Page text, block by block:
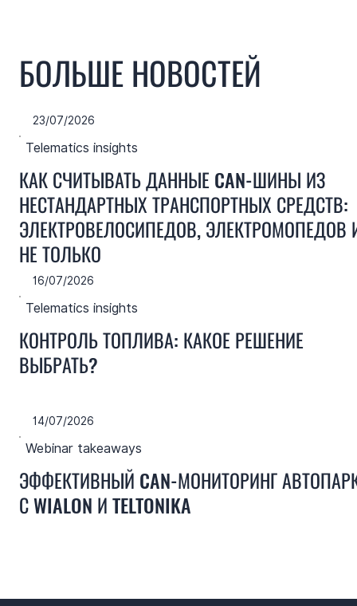
БОЛЬШЕ НОВОСТЕЙ
23/07/2026
Telematics insights
КАК СЧИТЫВАТЬ ДАННЫЕ CAN-ШИНЫ ИЗ
НЕСТАНДАРТНЫХ ТРАНСПОРТНЫХ СРЕДСТВ:
ЭЛЕКТРОВЕЛОСИПЕДОВ, ЭЛЕКТРОМОПЕДОВ
НЕ ТОЛЬКО
16/07/2026
Telematics insights
КОНТРОЛЬ ТОПЛИВА: КАКОЕ РЕШЕНИЕ
ВЫБРАТЬ?
14/07/2026
Webinar takeaways
ЭФФЕКТИВНЫЙ CAN-МОНИТОРИНГ
С WIALON И TELTONIKA